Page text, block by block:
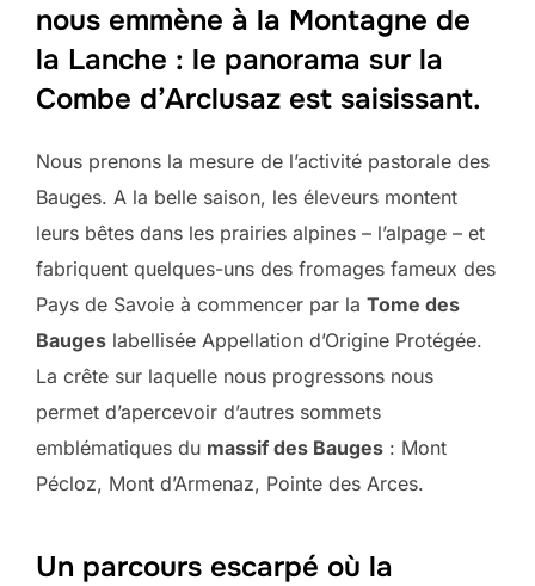
nous emmène à la Montagne de
la Lanche : le panorama sur la
Combe d’Arclusaz est saisissant.
Nous prenons la mesure de l’activité pastorale des
Bauges. A la belle saison, les éleveurs montent
leurs bêtes dans les prairies alpines – l’alpage – et
fabriquent quelques-uns des fromages fameux des
Pays de Savoie à commencer par la Tome des
Bauges labellisée Appellation d’Origine Protégée.
La crête sur laquelle nous progressons nous
permet d’apercevoir d’autres sommets
emblématiques du massif des Bauges : Mont
Pécloz, Mont d’Armenaz, Pointe des Arces.
Un parcours escarpé où la